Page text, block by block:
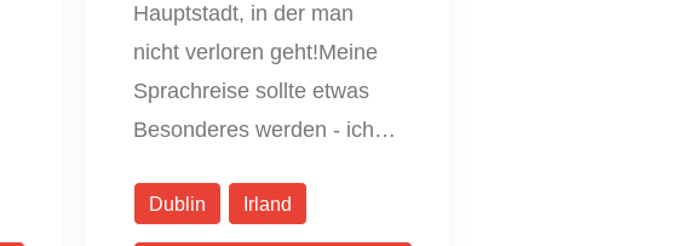
Hauptstadt, in der man
nicht verloren geht!Meine
Sprachreise sollte etwas
Besonderes werden - ich…
Dublin Irland